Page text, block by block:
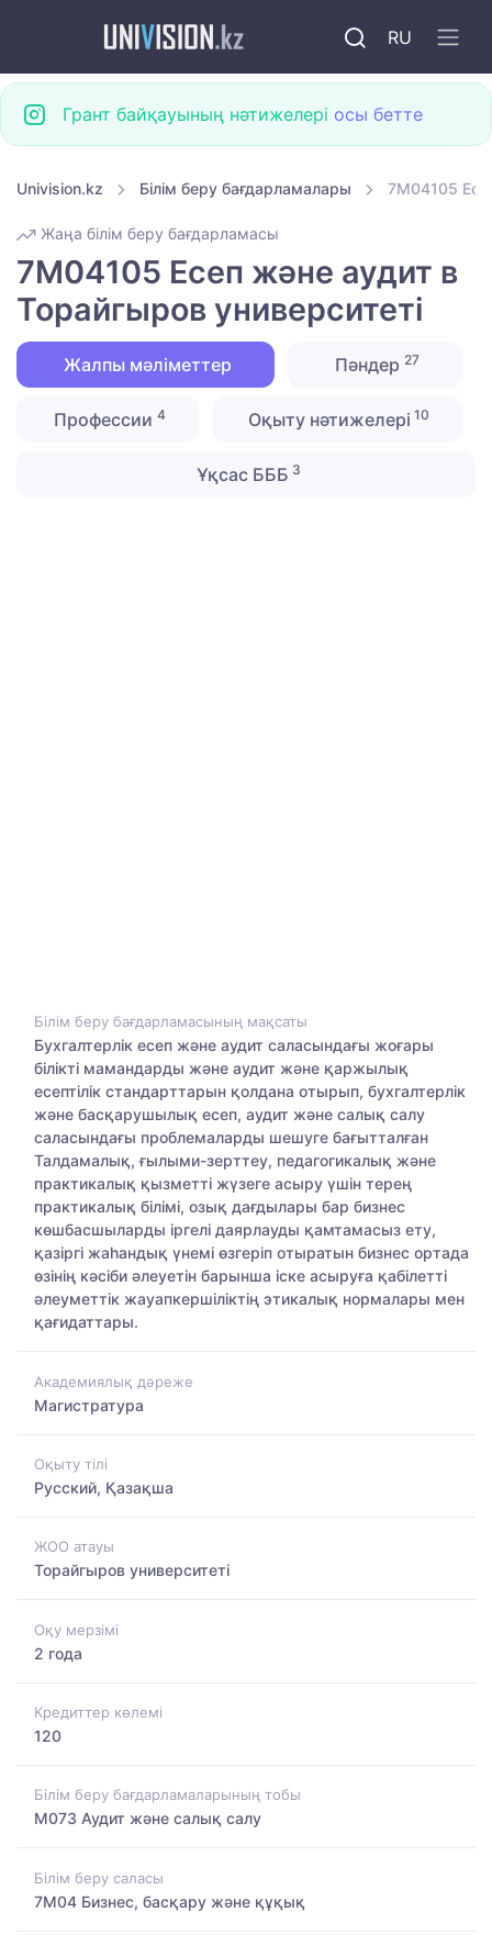
RU
Грант байқауының нәтижелері осы бетте
Univision.kz Білім беру бағдарламалары 7M04105
Жаңа білім беру бағдарламасы
7M04105 Есеп және аудит в
Торайгыров университеті
Жалпы мәліметтер Пәндер 27
Профессии 4 Оқыту нәтижелері 10
Ұқсас БББ 3
Білім беру бағдарламасының мақсаты
Бухгалтерлік есеп және аудит саласындағы жоғары
білікті мамандарды және аудит және қаржылық
есептілік стандарттарын қолдана отырып, бухгалтерлік
және басқарушылық есеп, аудит және салық салу
саласындағы проблемаларды шешуге бағытталған
Талдамалық, ғылыми-зерттеу, педагогикалық және
практикалық қызметті жүзеге асыру үшін терең
практикалық білімі, озық дағдылары бар бизнес
көшбасшыларды іргелі даярлауды қамтамасыз ету,
қазіргі жаһандық үнемі өзгеріп отыратын бизнес ортада
өзінің кәсіби әлеуетін барынша іске асыруға қабілетті
әлеуметтік жауапкершіліктің этикалық нормалары мен
қағидаттары.
Академиялық дәреже
Магистратура
Оқыту тілі
Русский, Қазақша
ЖОО атауы
Торайгыров университеті
Оқу мерзімі
2 года
Кредиттер көлемі
120
Білім беру бағдарламаларының тобы
M073 Аудит және салық салу
Білім беру саласы
7M04 Бизнес, басқару және құқық